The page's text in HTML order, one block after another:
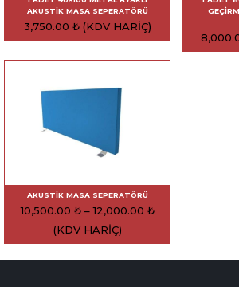
AKUSTIK MASA SEPERATÖRÜ
3,750.00 ₺ (KDV HARIÇ)
AKUSTIK MASA SEPERATÖRÜ
10,500.00 ₺–12,000.00 ₺
(KDV HARIÇ)